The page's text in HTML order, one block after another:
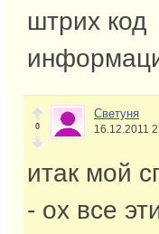
штрих код
0
Светуня
16.12.2011
итак мой
- ох все